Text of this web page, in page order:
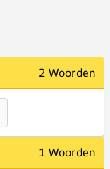
2 Woorden
1 Woorden